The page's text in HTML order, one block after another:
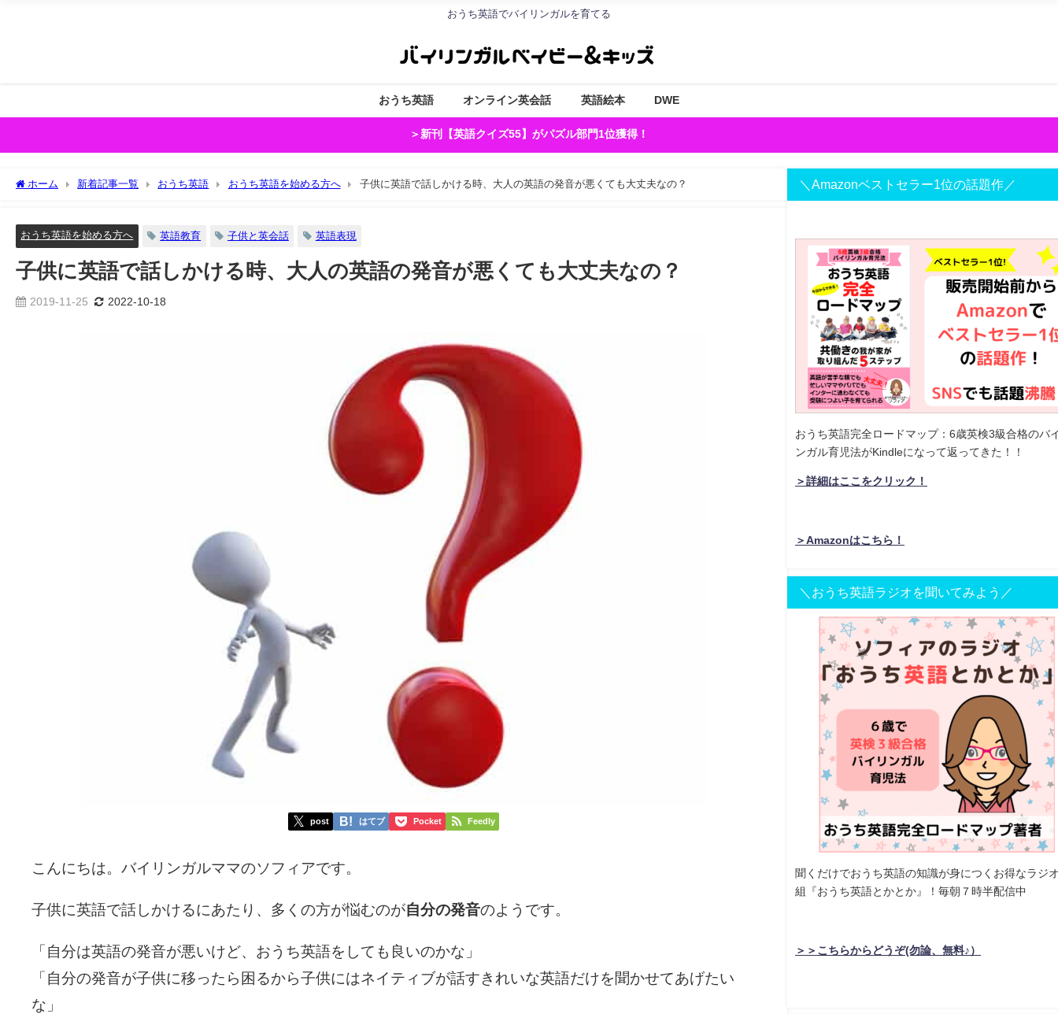
おうち英語でバイリンガルを育てる
おうち英語 オンライン英会話 英語絵本 DWE
＞新刊【英語クイズ55】がパズル部門1位獲得！
ホーム 新着記事一覧 おうち英語 おうち英語を始める方へ 子供に英語で話しかける時、大人の英語の発音が悪くても大丈夫なの？
おうち英語を始める方へ 英語教育 子供と英会話 英語表現
子供に英語で話しかける時、大人の英語の発音が悪くても大丈夫なの？
2019-11-25 2022-10-18
post はてブ Pocket Feedly
こんにちは。バイリンガルママのソフィアです。
子供に英語で話しかけるにあたり、多くの方が悩むのが自分の発音のようです。
「自分は英語の発音が悪いけど、おうち英語をしても良いのかな」
「自分の発音が子供に移ったら困るから子供にはネイティブが話すきれいな英語だけを聞かせてあげたい
な」
＼Amazonベストセラー1位の話題作／
おうち英語完全ロードマップ：6歳英検3級合格のバ
ンガル育児法がKindleになって返ってきた！！
＞詳細はここをクリック！
＞Amazonはこちら！
＼おうち英語ラジオを聞いてみよう／
聞くだけでおうち英語の知識が身につくお得なラジ
組『おうち英語とかとか』！毎朝７時半配信中
＞＞こちらからどうぞ(勿論、無料♪）